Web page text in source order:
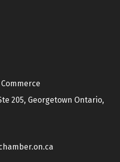
205, Georgetown Ontario,